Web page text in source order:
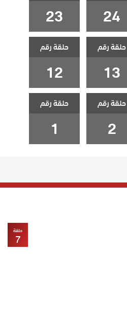
24
23
حلقة رقم
13
حلقة رقم
12
حلقة رقم
2
حلقة رقم
1
حلقة
7